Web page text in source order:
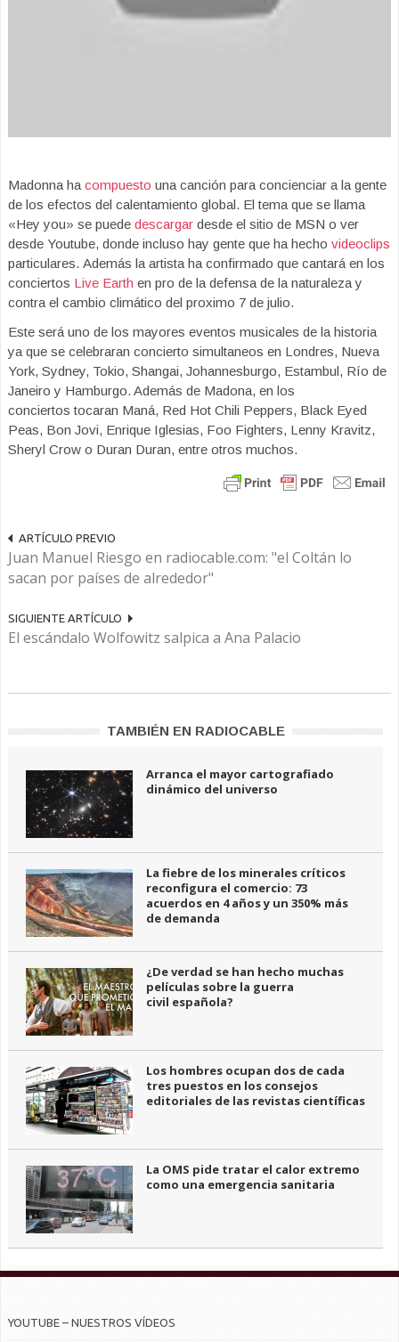
Madonna ha compuesto una canción para concienciar a la gente
de los efectos del calentamiento global. El tema que se llama
«Hey you» se puede descargar desde el sitio de MSN o ver
desde Youtube, donde incluso hay gente que ha hecho videoclips
particulares. Además la artista ha confirmado que cantará en los
conciertos Live Earth en pro de la defensa de la naturaleza y
contra el cambio climático del proximo 7 de julio.
Este será uno de los mayores eventos musicales de la historia
ya que se celebraran concierto simultaneos en Londres, Nueva
York, Sydney, Tokio, Shangai, Johannesburgo, Estambul, Río de
Janeiro y Hamburgo. Además de Madona, en los
conciertos tocaran Maná, Red Hot Chili Peppers, Black Eyed
Peas, Bon Jovi, Enrique Iglesias, Foo Fighters, Lenny Kravitz,
Sheryl Crow o Duran Duran, entre otros muchos.
ARTÍCULO PREVIO
Juan Manuel Riesgo en radiocable.com: "el Coltán lo
sacan por países de alrededor"
SIGUIENTE ARTÍCULO
El escándalo Wolfowitz salpica a Ana Palacio
TAMBIÉN EN RADIOCABLE
Arranca el mayor cartografiado
dinámico del universo
La fiebre de los minerales críticos
reconfigura el comercio: 73
acuerdos en 4 años y un 350% más
de demanda
¿De verdad se han hecho muchas
películas sobre la guerra
civil española?
Los hombres ocupan dos de cada
tres puestos en los consejos
editoriales de las revistas científicas
La OMS pide tratar el calor extremo
como una emergencia sanitaria
YOUTUBE – NUESTROS VÍDEOS